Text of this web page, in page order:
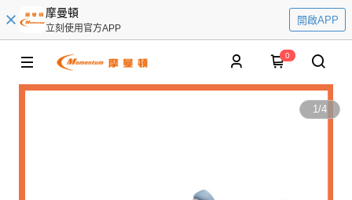
摩曼頓
立刻使用官方APP
開啟APP
0
1/4